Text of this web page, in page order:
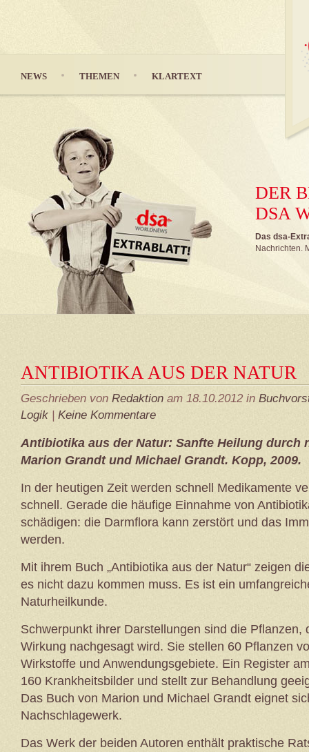
DER
DSA
Das dsa-
Nachrichten.
NEWS THEMEN KLARTEXT
ANTIBIOTIKA AUS DER NATUR
Geschrieben von Redaktion am 18.10.2012 in
Logik | Keine Kommentare
Antibiotika aus der Natur: Sanfte Heilung durch
Marion Grandt und Michael Grandt. Kopp, 2009.
In der heutigen Zeit werden schnell Medikamente
schnell. Gerade die häufige Einnahme von
schädigen: die Darmflora kann zerstört und das
werden.
Mit ihrem Buch „Antibiotika aus der Natur“ zeigen
es nicht dazu kommen muss. Es ist ein
Naturheilkunde.
Schwerpunkt ihrer Darstellungen sind die Pflanzen,
Wirkung nachgesagt wird. Sie stellen 60 Pflanzen
Wirkstoffe und Anwendungsgebiete. Ein Register
160 Krankheitsbilder und stellt zur Behandlung
Das Buch von Marion und Michael Grandt eignet
Nachschlagewerk.
Das Werk der beiden Autoren enthält praktische